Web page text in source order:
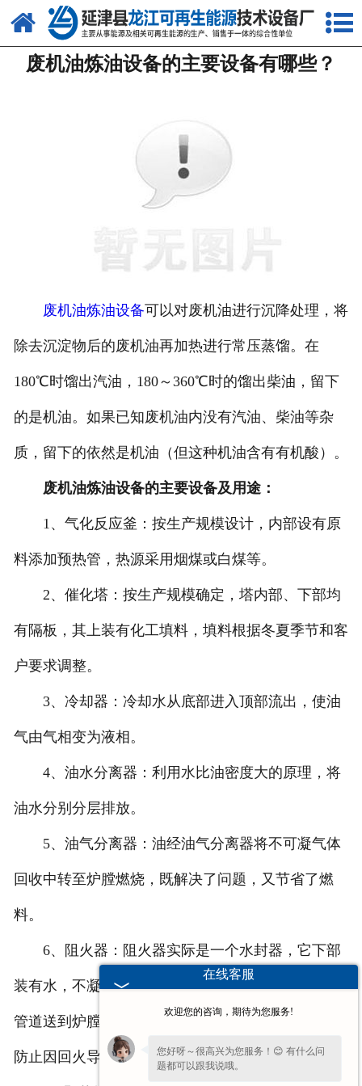
网站首页
关于我们
资质荣誉
联系我们
废机油炼油设备的主要设备有哪些？
废机油炼油设备可以对废机油进行沉降处理，将
除去沉淀物后的废机油再加热进行常压蒸馏。在
180℃时馏出汽油，180～360℃时的馏出柴油，留下
的是机油。如果已知废机油内没有汽油、柴油等杂
质，留下的依然是机油（但这种机油含有有机酸）。
废机油炼油设备的主要设备及用途：
1、气化反应釜：按生产规模设计，内部设有原
料添加预热管，热源采用烟煤或白煤等。
2、催化塔：按生产规模确定，塔内部、下部均
有隔板，其上装有化工填料，填料根据冬夏季节和客
户要求调整。
3、冷却器：冷却水从底部进入顶部流出，使油
气由气相变为液相。
4、油水分离器：利用水比油密度大的原理，将
油水分别分层排放。
5、油气分离器：油经油气分离器将不可凝气体
回收中转至炉膛燃烧，既解决了问题，又节省了燃
料。
6、阻火器：阻火器实际是一个水封器，它下部
装有水，不凝气进入水中再冒出，再从上部出不干气
管道送到炉膛燃烧，这样就可以阻止气体回流，从而
防止因回火导致的火灾。
在线客服
欢迎您的咨询，期待为您服务!
您好呀～很高兴为您服务！😊 有什么问
题都可以跟我说哦。